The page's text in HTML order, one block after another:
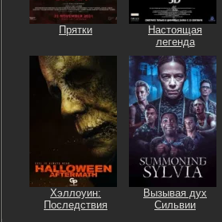
Прятки
Настоящая
легенда
Хэллоуин:
Последствия
Вызывая дух
Сильвии